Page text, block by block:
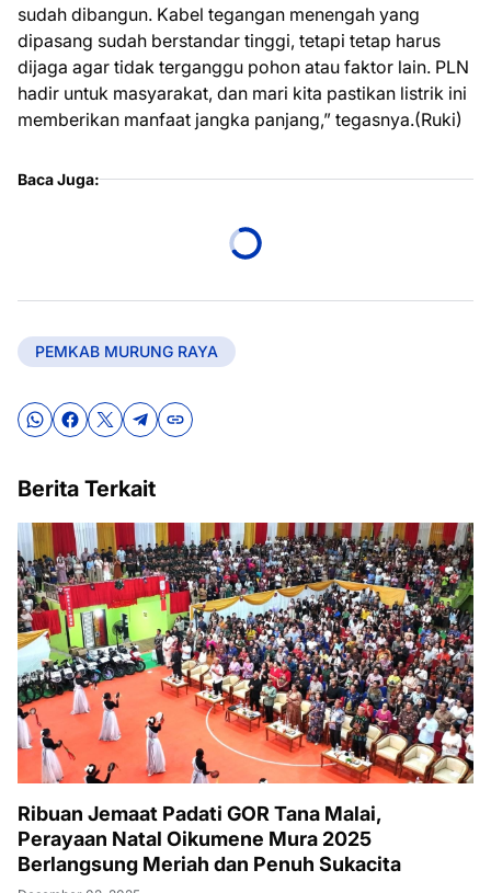
sudah dibangun. Kabel tegangan menengah yang
dipasang sudah berstandar tinggi, tetapi tetap harus
dijaga agar tidak terganggu pohon atau faktor lain. PLN
hadir untuk masyarakat, dan mari kita pastikan listrik ini
memberikan manfaat jangka panjang,” tegasnya.(Ruki)
Baca Juga:
PEMKAB MURUNG RAYA
Berita Terkait
Ribuan Jemaat Padati GOR Tana Malai,
Perayaan Natal Oikumene Mura 2025
Berlangsung Meriah dan Penuh Sukacita